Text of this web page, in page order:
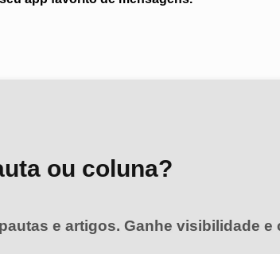
ou coluna?
e artigos. Ganhe visibilidade